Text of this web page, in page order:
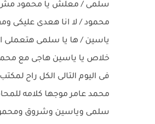
سلمى / معلش يا محمود مش
محمود / لا انا هعدى
ياسين / ها يا سلمى هتعملى
خلاص يا ياسين هاجى مع
فى اليوم التالى الكل راح
محمد عامر موجها كلامه
سلمى وياسين وشروق